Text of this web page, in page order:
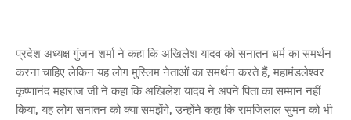
प्रदेश अध्यक्ष गुंजन शर्मा ने कहा कि अखिलेश यादव को सनातन धर्म का समर्थन
करना चाहिए लेकिन यह लोग मुस्लिम नेताओं का समर्थन करते हैं, महामंडलेश्वर
कृष्णानंद महाराज जी ने कहा कि अखिलेश यादव ने अपने पिता का सम्मान नहीं
किया, यह लोग सनातन को क्या समझेंगे, उन्होंने कहा कि रामजिलाल सुमन को भी